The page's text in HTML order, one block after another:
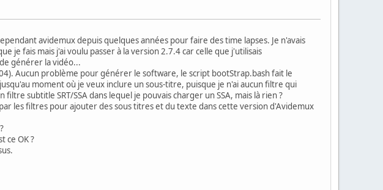
avidemux depuis quelques années pour faire des time lapses. Je n'avais
je fais mais j'ai voulu passer à la version 2.7.4 car celle que j'utilisais
générer la vidéo...
Aucun problème pour générer le software, le script bootStrap.bash fait le
moment où je veux inclure un sous-titre, puisque je n'ai aucun filtre qui
subtitle SRT/SSA dans lequel je pouvais charger un SSA, mais là rien ?
les filtres pour ajouter des sous titres et du texte dans cette version d'Avidemux
ce OK ?